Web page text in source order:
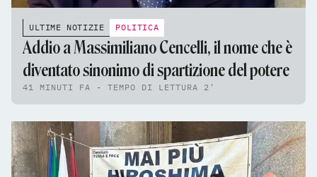
ULTIME NOTIZIE POLITICA
Addio a Massimiliano Cencelli, il nome che è
diventato sinonimo di spartizione del potere
41 MINUTI FA - TEMPO DI LETTURA 2'